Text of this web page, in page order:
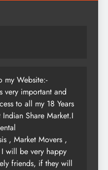
my Website:-
very important and
to all my 18 Years
Share Market.I
, Market Movers ,
will be very happy
friends, if they will